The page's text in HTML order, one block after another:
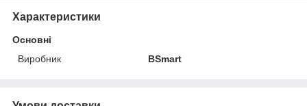
Характеристики
Основні
Виробник
BSmart